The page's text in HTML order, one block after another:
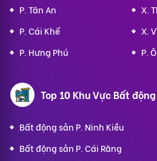
P. Tân An
X.
P. Cái Khế
X.
P. Hưng Phú
P.
Top 10 Khu Vực Bất
Bất động sản P. Ninh Kiều
Bất động sản P. Cái Răng